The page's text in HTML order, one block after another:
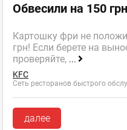
Обвесили на 150 грн
Картошку фри не
грн! Если берете на
проверяйте, ...
KFC
Сеть ресторанов быстрого
далее